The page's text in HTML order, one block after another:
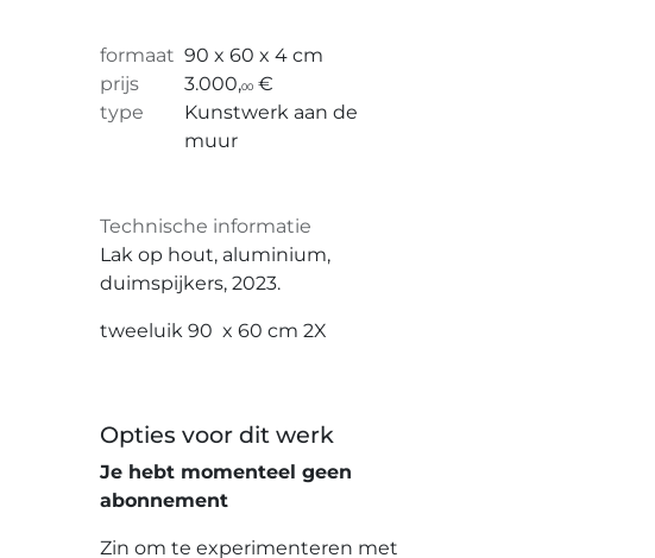
formaat 90 x 60 x 4 cm
prijs
3.000,00 €
type
Kunstwerk aan de
muur
Technische informatie
Lak op hout, aluminium,
duimspijkers, 2023.
tweeluik 90 x 60 cm 2X
Opties voor dit werk
Je hebt momenteel geen
abonnement
Zin om te experimenteren met